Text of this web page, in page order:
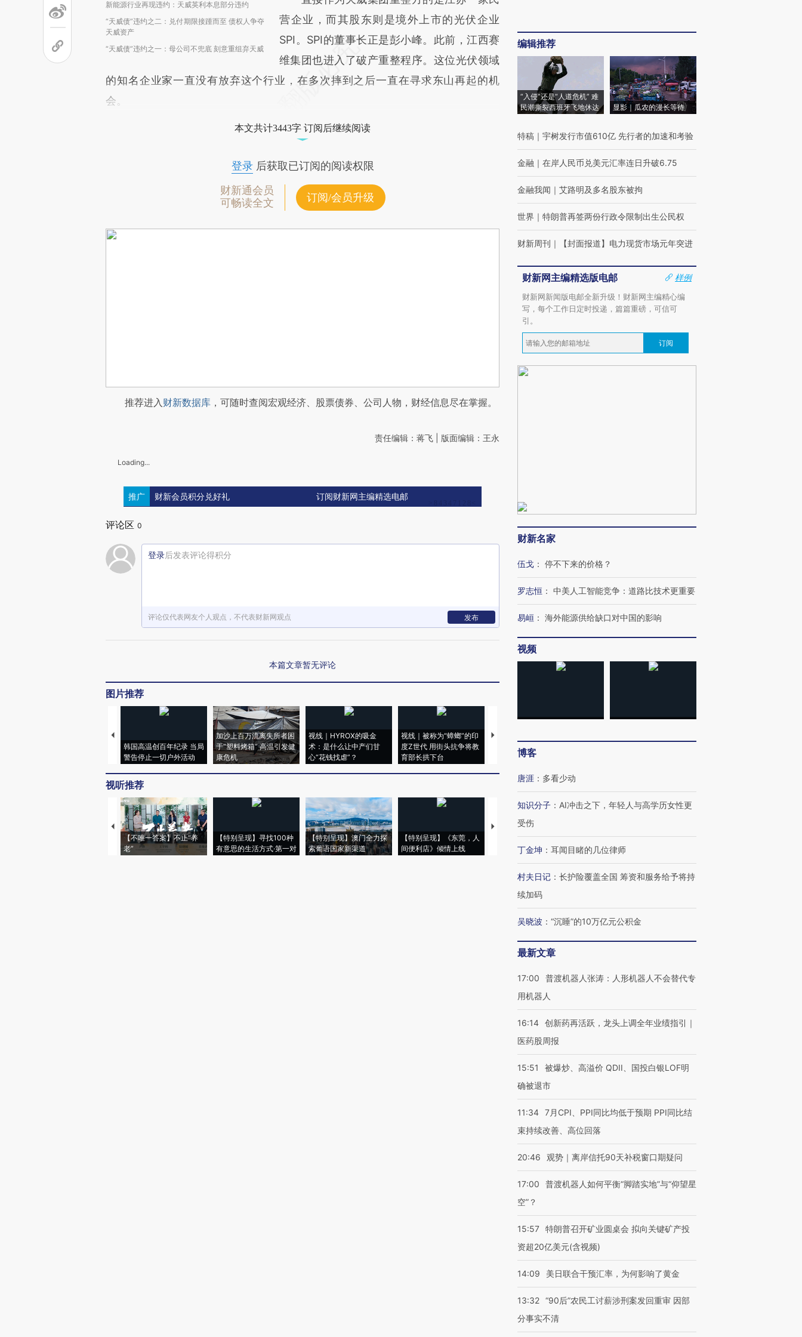
新能源行业再现违约：天威英利本息部分违约
“天威债”违约之二：兑付期限接踵而至 债权人争夺
天威资产
“天威债”违约之一：母公司不兜底 刻意重组弃天威
营企业，而其股东则是境外上市的光伏企业
SPI。SPI的董事长正是彭小峰。此前，江西赛
维集团也进入了破产重整程序。这位光伏领域
的知名企业家一直没有放弃这个行业，在多次摔到之后一直在寻求东山再起的机
会。
本文共计3443字 订阅后继续阅读
登录后获取已订阅的阅读权限
财新通会员
可畅读全文
订阅/会员升级
推荐进入财新数据库 ，可随时查阅宏观经济、股票债券、公司人物，财经信息尽在掌握。
责任编辑：蒋飞 | 版面编辑：王永
Loading...
推广 财新会员积分兑好礼 订阅财新网主编精选电邮
评论区 0
登录后发表评论得积分
评论仅代表网友个人观点，不代表财新网观点 发布
本篇文章暂无评论
图片推荐
韩国高温创百年纪录 当局
警告停止一切户外活动
加沙上百万流离失所者困
于“塑料烤箱” 高温引发健
康危机
视线｜HYROX的吸金
术：是什么让中产们甘
心“花钱找虐”？
视线｜被称为“蟑螂”的印
度Z世代 用街头抗争将教
育部长拱下台
视线｜“入侵”还是“人道危
机”？难民潮撕裂西班牙
飞地休达
视听推荐
【不唯一答案】不止“养
老”
【特别呈现】寻找100种
有意思的生活方式·第一对
【特别呈现】澳门全力探
索葡语国家新渠道
【特别呈现】《东莞，人
间便利店》倾情上线
【推广】走进第四届链博
会，让数智科技“链”接产
【特别呈现】寻找100种
有意思的生活方式·第三对
CFO：不靠规模取胜，华
编辑推荐
“入侵”还是“人道危机” 难
民潮撕裂西班牙飞地休达
显影｜瓜农的漫长等待
特稿 ｜ 宇树发行市值610亿 先行者的加速和考验
金融 ｜ 在岸人民币兑美元汇率连日升破6.75
金融我闻 ｜ 艾路明及多名股东被拘
世界 ｜ 特朗普再签两份行政令限制出生公民权
财新周刊 ｜ 【封面报道】电力现货市场元年突进
财新网主编精选版电邮
样例
财新网新闻版电邮全新升级！财新网主编精心编
写，每个工作日定时投递，篇篇重磅，可信可
引。
订阅
财新名家
伍戈 ： 停不下来的价格？
罗志恒 ： 中美人工智能竞争：道路比技术更重要
易峘 ： 海外能源供给缺口对中国的影响
视频
博客
唐涯 ： 多看少动
知识分子 ： AI冲击之下，年轻人与高学历女性更
受伤
丁金坤 ： 耳闻目睹的几位律师
村夫日记 ： 长护险覆盖全国 筹资和服务给予将持
续加码
吴晓波 ： “沉睡”的10万亿元公积金
最新文章
17:00
普渡机器人张涛：人形机器人不会替代专
用机器人
16:14 创新药再活跃，龙头上调全年业绩指引｜
医药股周报
15:51
被爆炒、高溢价 QDII、国投白银LOF明
确被退市
11:34 7月CPI、PPI同比均低于预期 PPI同比结
束持续改善、高位回落
20:46 观势｜离岸信托90天补税窗口期疑问
17:00
普渡机器人如何平衡“脚踏实地”与“仰望星
空”？
15:57 特朗普召开矿业圆桌会 拟向关键矿产投
资超20亿美元(含视频)
14:09 美日联合干预汇率，为何影响了黄金
13:32 “90后”农民工讨薪涉刑案发回重审 因部
分事实不清